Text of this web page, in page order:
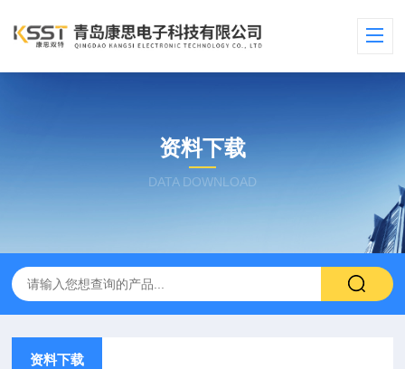
资料下载
DATA DOWNLOAD
资料下载